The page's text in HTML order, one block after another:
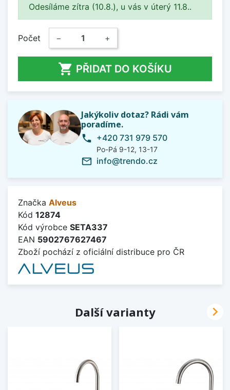
Odesíláme zítra (10.8.), u vás v úterý 11.8..
Počet − +
 PŘIDAT DO KOŠÍKU
Jakýkoliv dotaz? Rádi vám
poradíme.
phone +420 731 979 570
Po-Pá 9-12, 13-17
mail_outline info@trendo.cz
Značka Alveus
Kód 12874
Kód výrobce SETA337
EAN 5902767627467
Zboží pochází z oficiální distribuce pro ČR
Další varianty 